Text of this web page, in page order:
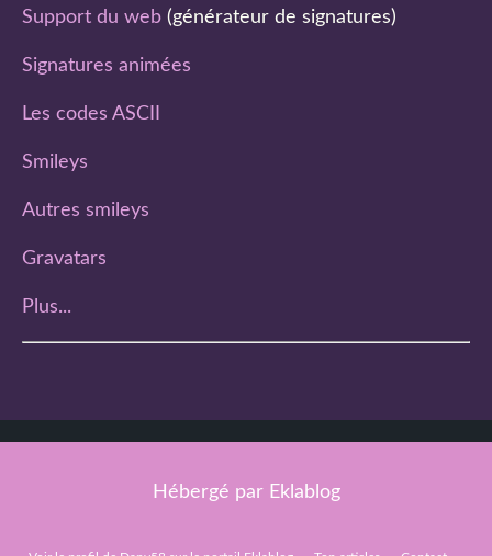
Support du web (générateur de signatures)
Signatures animées
Les codes ASCII
Smileys
Autres smileys
Gravatars
Plus...
Hébergé par Eklablog